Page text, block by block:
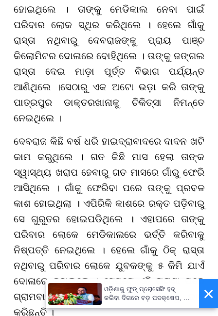
ହୋଇଥିଲେ । ତାଙ୍କୁ ମେଡିକାଲ ନେବା ପାଇଁ
ପରିବାର ଲୋକ ସ୍ଥିର କରିଥିଲେ । ହେଲେ ଗାଁକୁ
ରାସ୍ତା ନଥିବାରୁ ଦେବରାଜଙ୍କୁ ପ୍ରାୟ ପାଞ୍ଚ
କିଲୋମିଟର ଦୋଳାରେ ବୋହିଥିଲେ । ତାଙ୍କୁ ଜଙ୍ଗଲ
ରାସ୍ତା ଦେଇ ମାଡ଼ା ପୂର୍ତ୍ତ ବିଭାଗ ପର୍ଯ୍ୟନ୍ତ
ଆଣିଥିଲେ ।ସେଠାରୁ ଏକ ଅଟୋ ଭଡ଼ା କରି ତାଙ୍କୁ
ପାତ୍ରପୁର ଡାକ୍ତରଖାନାକୁ ଚିକିତ୍ସା ନିମନ୍ତେ
ନେଇଥିଲେ ।
ଦେବରାଜ କିଛି ବର୍ଷ ଧରି ହାଇଦ୍ରାବାଦରେ ଦାଦନ ଖଟି
କାମ କରୁଥିଲେ । ଗତ କିଛି ମାସ ହେଲା ତାଙ୍କ
ସ୍ୱାସ୍ଥ୍ୟ ଖରାପ ହେବାରୁ ଗତ ମାସରେ ଗାଁରୁ ଫେରି
ଆସିଥିଲେ । ଗାଁକୁ ଫେରିବା ପରେ ତାଙ୍କୁ ପ୍ରବଳ
କାଶ ହୋଇଥିଲା । ଏପିରିକି କାଶରେ ରକ୍ତ ପଡ଼ିବାରୁ
ସେ ଗୁରୁତର ହୋଇପଡିଥିଲେ । ଏହାପରେ ତାଙ୍କୁ
ପରିବାର ଲୋକେ ମେଡିକାଲରେ ଭର୍ତ୍ତି କରିବାକୁ
ନିଷ୍ପତ୍ତି ନେଇଥିଲେ । ହେଲେ ଗାଁକୁ ଠିକ୍ ରାସ୍ତା
ନଥିବାରୁ ପରିବାର ଲୋକେ ଯୁବକଙ୍କୁ ୫ କିମି ଯାଏଁ
ଦୋଳାରେ ବୁହାଇଲେ । ସେପଟେ ଏହି ଘଟଣା ପରେ
ଗ୍ରାମବାସୀମାନେ ରାସ୍ତା ନିର୍ମାଣ କରିବାକୁ ଦାବି
କରିଛନ୍ତି ।
×
ଓଡ଼ିଶାକୁ ଫୁଡ୍ ପ୍ରୋସେସିଂ ହବ୍
କରିବା ଦିଗରେ ବଡ଼ ପଦକ୍ଷେପ, ୪୨
ହଜାରରୁ ଅଧିକ ନିଯୁକ୍ତି ସୁଯୋଗ